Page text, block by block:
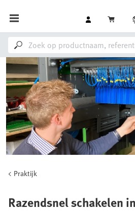
Praktijk
Razendsnel schakelen